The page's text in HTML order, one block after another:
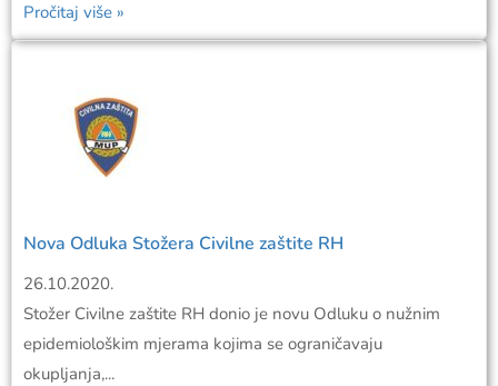
Pročitaj više »
Nova Odluka Stožera Civilne zaštite RH
26.10.2020.
Stožer Civilne zaštite RH donio je novu Odluku o nužnim
epidemiološkim mjerama kojima se ograničavaju
okupljanja,...